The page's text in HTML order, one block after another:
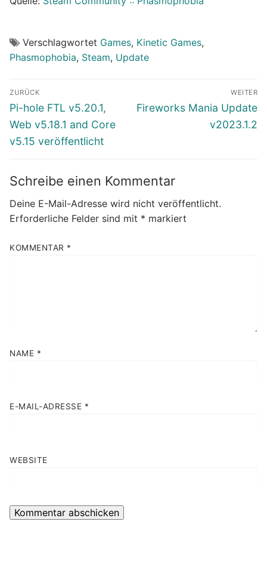
Verschlagwortet Games, Kinetic Games,
Phasmophobia, Steam, Update
Beitragsnavigation
ZURÜCK
Vorheriger
Beitrag:
Pi-hole FTL v5.20.1,
Web v5.18.1 and Core
v5.15 veröffentlicht
WEITER
Nächster
Fireworks Mania Update
v2023.1.2
Schreibe einen Kommentar
Deine E-Mail-Adresse wird nicht veröffentlicht.
Erforderliche Felder sind mit * markiert
KOMMENTAR *
NAME *
E-MAIL-ADRESSE *
WEBSITE